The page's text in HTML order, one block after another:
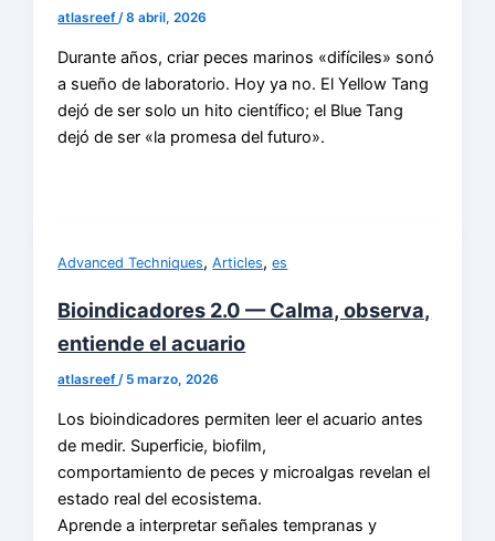
atlasreef/8 abril, 2026
Durante años, criar peces marinos «difíciles» sonó
a sueño de laboratorio. Hoy ya no. El Yellow Tang
dejó de ser solo un hito científico; el Blue Tang
dejó de ser «la promesa del futuro».
Advanced Techniques,Articles,es
Bioindicadores 2.0 — Calma, observa,
entiende el acuario
atlasreef/ 5 marzo, 2026
Los bioindicadores permiten leer el acuario antes
de medir. Superficie, biofilm,
comportamiento de peces y microalgas revelan el
estado real del ecosistema.
Aprende a interpretar señales tempranas y